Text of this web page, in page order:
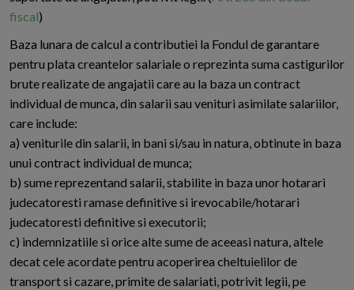
fiscal)
Baza lunara de calcul a contributiei la Fondul de garantare
pentru plata creantelor salariale o reprezinta suma castigurilor
brute realizate de angajatii care au la baza un contract
individual de munca, din salarii sau venituri asimilate salariilor,
care include:
a) veniturile din salarii, in bani si/sau in natura, obtinute in baza
unui contract individual de munca;
b) sume reprezentand salarii, stabilite in baza unor hotarari
judecatoresti ramase definitive si irevocabile/hotarari
judecatoresti definitive si executorii;
c) indemnizatiile si orice alte sume de aceeasi natura, altele
decat cele acordate pentru acoperirea cheltuielilor de
transport si cazare, primite de salariati, potrivit legii, pe